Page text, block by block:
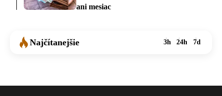
ani mesiac
Najčítanejšie 3h 24h 7d